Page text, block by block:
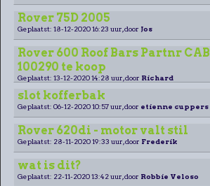
Rover 75D 2005
Geplaatst: 18-12-2020 16:23 uur, door Jos
Rover 600 Roof Bars Partnr CAB
100290 te koop
Geplaatst: 13-12-2020 14:28 uur, door Richard
slot kofferbak
Geplaatst: 06-12-2020 10:57 uur, door etienne cuppers
Rover 620di - motor valt stil
Geplaatst: 28-11-2020 19:33 uur, door Frederik
wat is dit?
Geplaatst: 22-11-2020 13:42 uur, door Robbie Veloso